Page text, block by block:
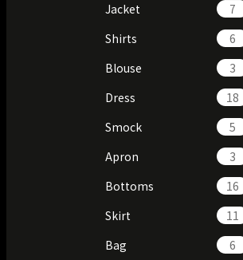
Jacket
7
Shirts
6
Blouse
3
Dress
18
Smock
5
Apron
3
Bottoms
16
Skirt
11
Bag
6